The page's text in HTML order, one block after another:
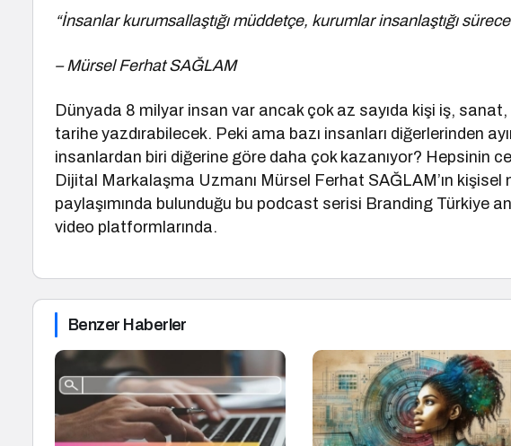
“İnsanlar kurumsallaştığı müddetçe, kurumlar insanlaştığı
– Mürsel Ferhat SAĞLAM
Dünyada 8 milyar insan var ancak çok az sayıda kişi iş, sanat,
tarihe yazdırabilecek. Peki ama bazı insanları diğerlerinden
insanlardan biri diğerine göre daha çok kazanıyor? Hepsinin
Dijital Markalaşma Uzmanı Mürsel Ferhat SAĞLAM’ın
paylaşımında bulunduğu bu podcast serisi Branding Türkiye
video platformlarında.
Benzer Haberler